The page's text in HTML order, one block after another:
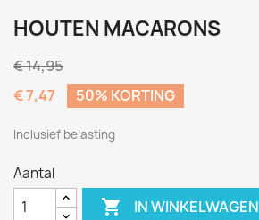
HOUTEN MACARONS
€ 14,95
€ 7,47
50% KORTING
Inclusief belasting
Aantal
 IN WINKELWAGEN